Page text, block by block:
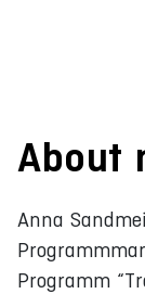
About
Anna
Programm